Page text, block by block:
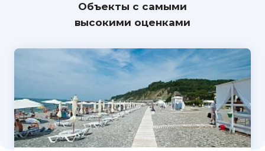
Объекты с самыми
высокими оценками